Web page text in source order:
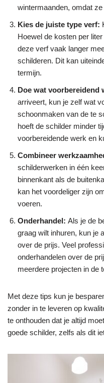
wintermaanden, omdat
Kies de juiste type verf:
Hoewel de kosten per
deze verf vaak langer
schilderen. Dit kan
termijn.
Doe wat voorbereidend
arriveert, kun je zelf wat
schoonmaken van de te
hoeft de schilder minder
voorbereidende werk en
Combineer
schilderwerken in één
binnenkant als de
kan het voordeliger zijn
voeren.
Onderhandel: Als je de
graag wilt inhuren, kun je
over de prijs. Veel
onderhandelen over de
meerdere projecten in de
Met deze tips kun je
zonder in te leveren op
te onthouden dat je altijd
goede schilder, zelfs als dit